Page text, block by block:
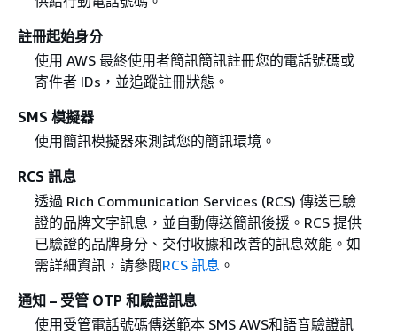
註冊起始身分
使用 AWS 最終使用者簡訊簡訊註冊您的電話號碼或
寄件者 IDs，並追蹤註冊狀態。
SMS 模擬器
使用簡訊模擬器來測試您的簡訊環境。
RCS 訊息
透過 Rich Communication Services (RCS) 傳送已驗
證的品牌文字訊息，並自動傳送簡訊後援。RCS 提供
已驗證的品牌身分、交付收據和改善的訊息效能。如
需詳細資訊，請參閱RCS 訊息 。
通知 – 受管 OTP 和驗證訊息
使用受管電話號碼傳送範本 SMS AWS和語音驗證訊